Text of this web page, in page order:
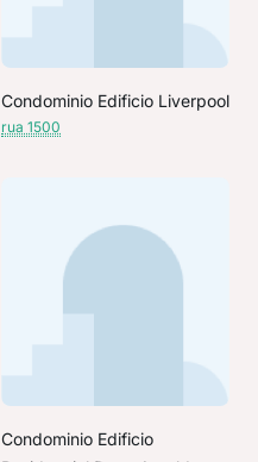
Condominio Edificio Liverpool
rua 1500
Condominio Edificio